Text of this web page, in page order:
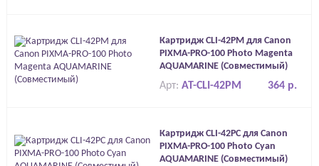
Картридж CLI-42PM для Canon
PIXMA-PRO-100 Photo Magenta
AQUAMARINE (Совместимый)
364 р.
Арт: AT-CLI-42PM
Картридж CLI-42PC для Canon
PIXMA-PRO-100 Photo Cyan
AQUAMARINE (Совместимый)